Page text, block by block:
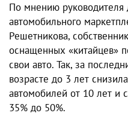
По мнению руководителя
автомобильного
Решетникова,
оснащенных «китайцев»
свои авто. Так, за
возрасте до 3 лет
автомобилей от 10 лет и
35% до 50%.